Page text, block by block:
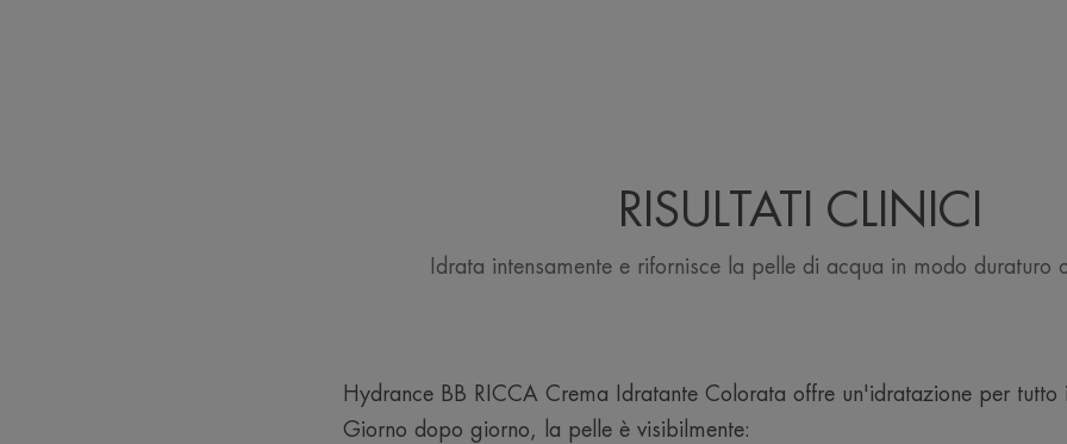
rivitalizzata e migliora i propri
• PROTEGGE. Protezione solare alta
Protection previene efficacemente le
CONSISTENZA
RISULTATI CLINICI
Idrata intensamente e rifornisce la pelle di acqua in modo duraturo
Hydrance BB RICCA Crema Idratante Colorata offre un'idratazione per tutto
Giorno dopo giorno, la pelle è visibilmente: